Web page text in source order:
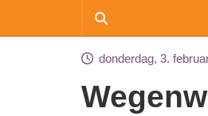
donderdag, 3.
Wegenwacht schaft 50 volledig elektrische